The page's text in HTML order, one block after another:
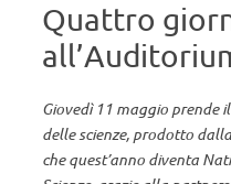
Quattro
Giovedì 11 maggio prende
delle scienze, prodotto
che quest’anno diventa